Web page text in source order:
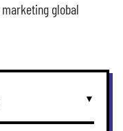
marketing global